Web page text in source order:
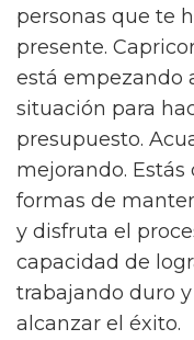
personas que te
presente.
está empezando
situación para
presupuesto.
mejorando.
formas de
y disfruta el
capacidad de
trabajando duro
alcanzar el éxito.